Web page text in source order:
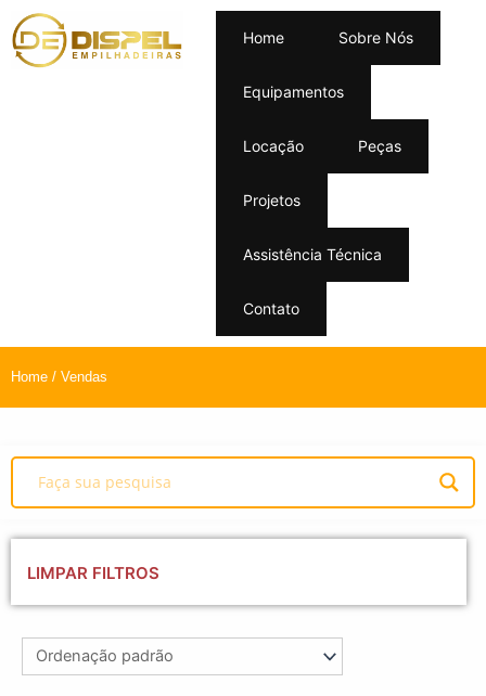
Home Sobre Nós
Equipamentos
Locação Peças
Projetos
Assistência Técnica
Contato
Home / Vendas
LIMPAR FILTROS